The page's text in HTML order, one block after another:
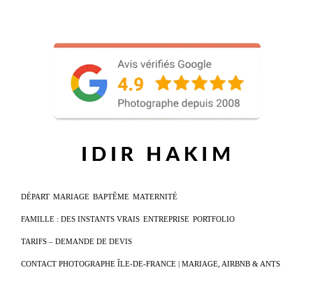
DÉPART MARIAGE BAPTÊME MATERNITÉ
FAMILLE : DES INSTANTS VRAIS ENTREPRISE PORTFOLIO
TARIFS – DEMANDE DE DEVIS
CONTACT PHOTOGRAPHE ÎLE-DE-FRANCE | MARIAGE, AIRBNB & ANTS